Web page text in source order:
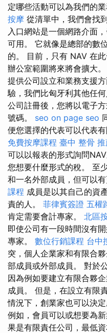
定哪些活動可以為我們的
按摩 從清單中，我們會找
入口網站是一個網路介面
可用。 它就像是總部的數
的。 目前，只有 NAV 在
辦公室範圍將來將會擴大
提供公司設立和業務支援
驗，我們比匈牙利其他任
公司註冊後，您將以電子
號碼。 seo on page seo
便您選擇的代表可以代表
免費按摩課程 臺中 整骨
可以以報表的形式詢問
您想要什麼形式的稅。 至
和一名外部成員，但可以有
課程 成員是以其自己的資
責的人。 菲律賓簽證 五權
肯定需要會計專家。 北區
即使公司有一段時間沒有
專家。 數位行銷課程 台中
突，個人企業家和有限合
部成員或外部成員。 對於
因為例如要建立有限合夥
成員。 但是，在設立有限
情況下，創業家也可以決
例如，會員可以或想要為
果是有限責任公司，最低